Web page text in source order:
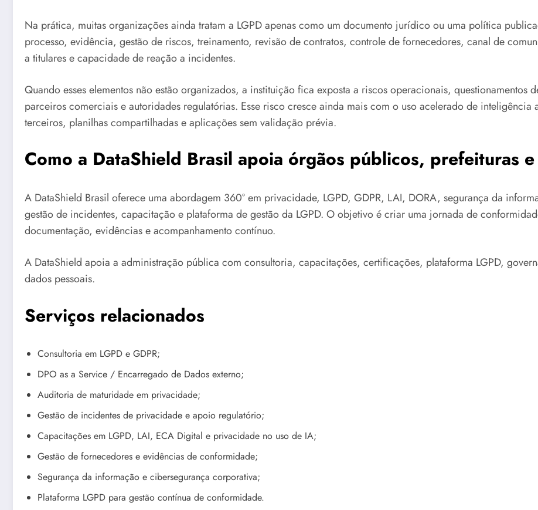
Na prática, muitas organizações ainda tratam a LGPD apenas como um documento jurídico ou uma política
processo, evidência, gestão de riscos, treinamento, revisão de contratos, controle de fornecedores, canal de
a titulares e capacidade de reação a incidentes.
Quando esses elementos não estão organizados, a instituição fica exposta a riscos operacionais, questionamentos
parceiros comerciais e autoridades regulatórias. Esse risco cresce ainda mais com o uso acelerado de
terceiros, planilhas compartilhadas e aplicações sem validação prévia.
Como a DataShield Brasil apoia órgãos públicos, prefeituras
A DataShield Brasil oferece uma abordagem 360° em privacidade, LGPD, GDPR, LAI, DORA, segurança da
gestão de incidentes, capacitação e plataforma de gestão da LGPD. O objetivo é criar uma jornada de
documentação, evidências e acompanhamento contínuo.
A DataShield apoia a administração pública com consultoria, capacitações, certificações, plataforma LGPD,
dados pessoais.
Serviços relacionados
Consultoria em LGPD e GDPR;
DPO as a Service / Encarregado de Dados externo;
Auditoria de maturidade em privacidade;
Gestão de incidentes de privacidade e apoio regulatório;
Capacitações em LGPD, LAI, ECA Digital e privacidade no uso de IA;
Gestão de fornecedores e evidências de conformidade;
Segurança da informação e cibersegurança corporativa;
Plataforma LGPD para gestão contínua de conformidade.